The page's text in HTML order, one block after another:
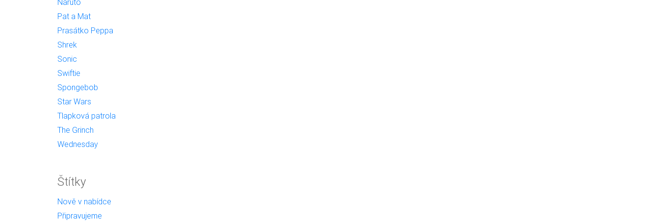
Pat a Mat
Prasátko Peppa
Shrek
Sonic
Swiftie
Spongebob
Star Wars
Tlapková patrola
The Grinch
Wednesday
Štítky
Nově v nabídce
Připravujeme